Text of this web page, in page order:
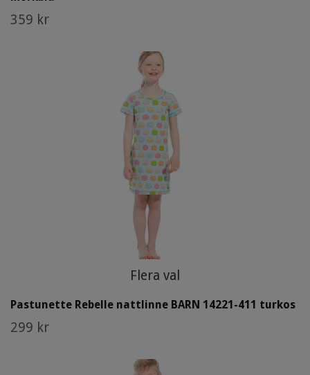
359 kr
Flera val
Pastunette Rebelle nattlinne BARN 14221-411 turkos
299 kr